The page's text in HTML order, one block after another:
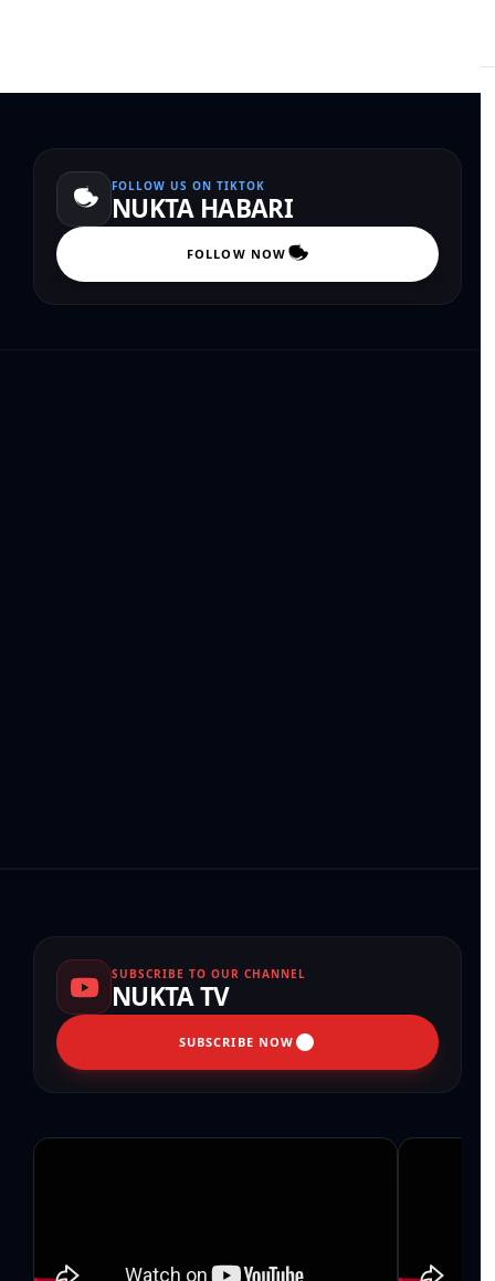
FOLLOW US ON TIKTOK
NUKTA HABARI
FOLLOW NOW
SUBSCRIBE TO OUR CHANNEL
NUKTA TV
SUBSCRIBE NOW